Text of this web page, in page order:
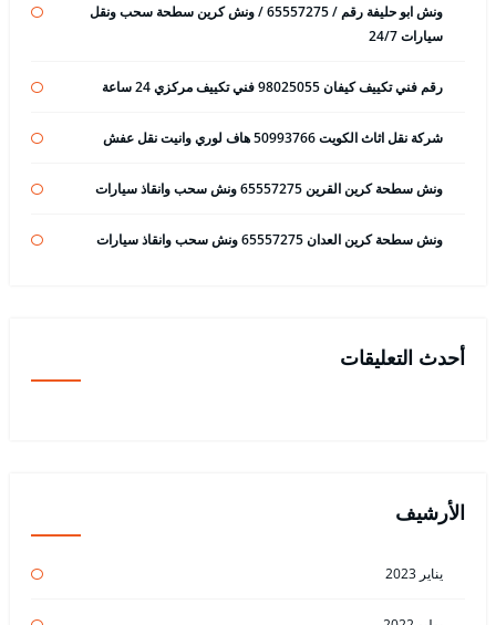
ونش ابو حليفة رقم / 65557275 / ونش كرين سطحة سحب ونقل
سيارات 24/7
رقم فني تكييف كيفان 98025055 فني تكييف مركزي 24 ساعة
شركة نقل اثاث الكويت 50993766 هاف لوري وانيت نقل عفش
ونش سطحة كرين القرين 65557275 ونش سحب وانقاذ سيارات
ونش سطحة كرين العدان 65557275 ونش سحب وانقاذ سيارات
أحدث التعليقات
الأرشيف
يناير 2023